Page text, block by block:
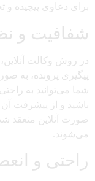
برای دعاوی پیچیده
شفافیت و
در روش وکالت آنلاین،
پیگیری پرونده، به
شما می‌توانید به
باشید و از پیشرفت
صورت آنلاین منعقد
می‌شوند.
راحتی و